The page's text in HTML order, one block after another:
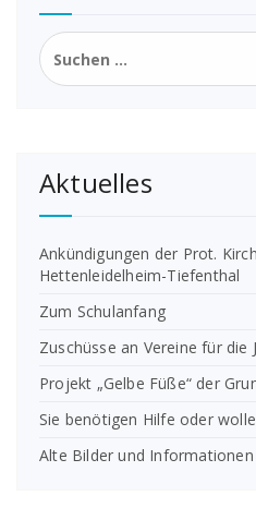
Suchen
nach:
Aktuelles
Ankündigungen der Prot.
Hettenleidelheim-Tiefenthal
Zum Schulanfang
Zuschüsse an Vereine für die
Projekt „Gelbe Füße“ der
Sie benötigen Hilfe oder
Alte Bilder und